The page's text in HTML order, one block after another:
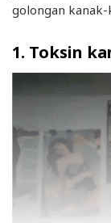
golongan
1. Toksin